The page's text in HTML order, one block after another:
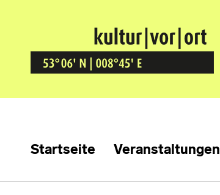
Kultur Vor Ort
BREMEN GRÖPELINGEN
Startseite Veranstaltungen